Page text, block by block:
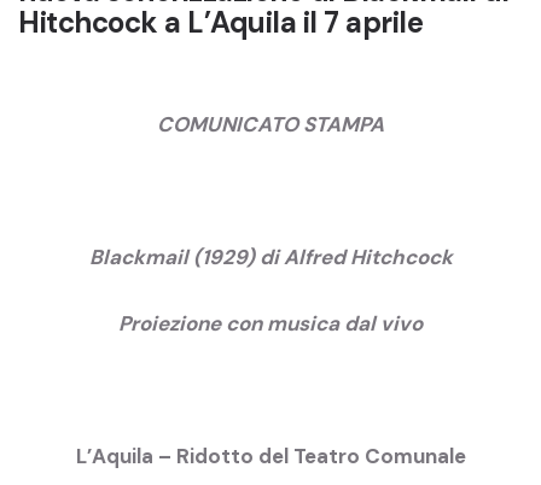
Hitchcock a L’Aquila il 7 aprile
COMUNICATO STAMPA
Blackmail (1929) di Alfred Hitchcock
Proiezione con musica dal vivo
L’Aquila – Ridotto del Teatro Comunale